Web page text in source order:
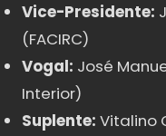
Vice-Presidente:
(FACIRC)
Vogal: José
Interior)
Suplente: Vitalino